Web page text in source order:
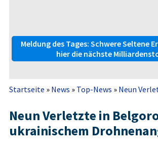
Meldung des Tages: Schwere Seltene
hier die nächste
Startseite » News » Top-News » Neun
Neun Verletzte in
ukrainischem